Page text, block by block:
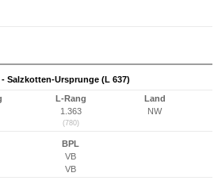
Salzkotten-Ursprunge (L 637)
L-Rang
1.363
(780)
Land
NW
BPL
VB
VB